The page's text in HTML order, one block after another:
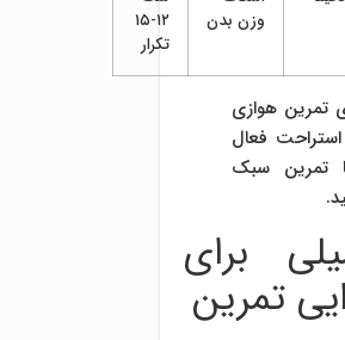
وزن بدن
۱۲-۱۵
تکرار
تمرین هوازی
فعال
تمرین سبک
برای
تمرین